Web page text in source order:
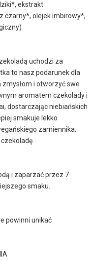
ekstrakt
czarny*, olejek imbirowy*,
uchodzi za
to nasz podarunek dla
i otworzyć swe
aromatem czekolady i
dostarczając niebiańskich
smakuje lekko
zamiennika.
i zaparzać przez 7
smaku.
powinni unikać